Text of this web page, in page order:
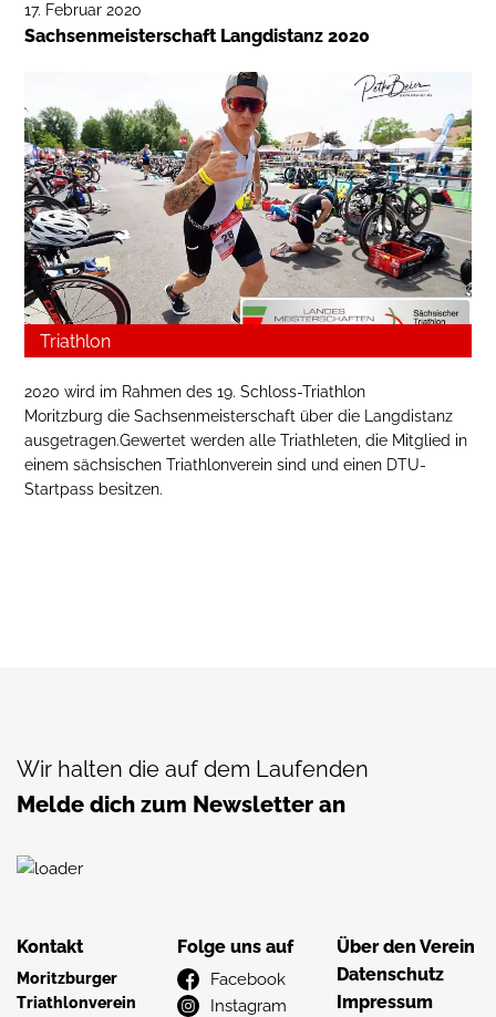
17. Februar 2020
Sachsenmeisterschaft Langdistanz 2020
Triathlon
2020 wird im Rahmen des 19. Schloss-Triathlon
Moritzburg die Sachsenmeisterschaft über die Langdistanz
ausgetragen.Gewertet werden alle Triathleten, die Mitglied in
einem sächsischen Triathlonverein sind und einen DTU-
Startpass besitzen.
Wir halten die auf dem Laufenden
Melde dich zum Newsletter an
Kontakt
Moritzburger
Triathlonverein
Folge uns auf
Facebook
Instagram
Über den Verein
Datenschutz
Impressum